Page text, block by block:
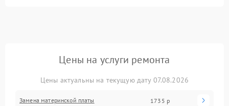
Цены на услуги ремонта
Цены актуальны на текущую дату 07.08.2026
Замена материнской платы 1735 р